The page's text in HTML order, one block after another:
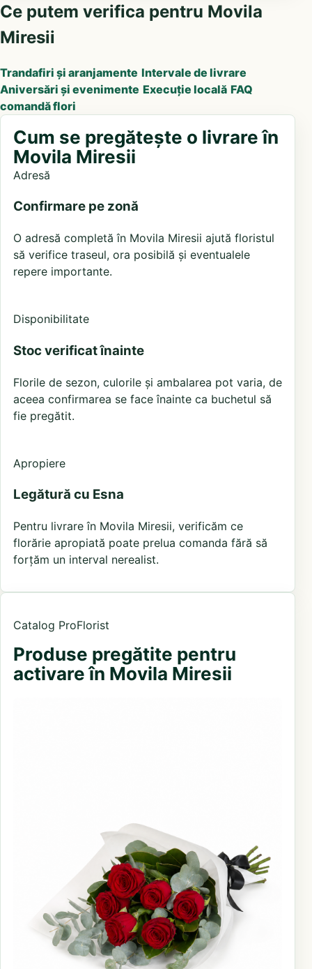
Ce putem verifica pentru Movila
Miresii
Trandafiri și aranjamente Intervale de livrare
Aniversări și evenimente Execuție locală FAQ
comandă flori
Cum se pregătește o livrare în
Movila Miresii
Adresă
Confirmare pe zonă
O adresă completă în Movila Miresii ajută floristul
să verifice traseul, ora posibilă și eventualele
repere importante.
Disponibilitate
Stoc verificat înainte
Florile de sezon, culorile și ambalarea pot varia, de
aceea confirmarea se face înainte ca buchetul să
fie pregătit.
Apropiere
Legătură cu Esna
Pentru livrare în Movila Miresii, verificăm ce
florărie apropiată poate prelua comanda fără să
forțăm un interval nerealist.
Catalog ProFlorist
Produse pregătite pentru
activare în Movila Miresii